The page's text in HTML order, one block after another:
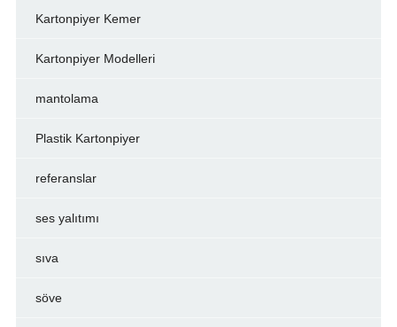
Kartonpiyer Kemer
Kartonpiyer Modelleri
mantolama
Plastik Kartonpiyer
referanslar
ses yalıtımı
sıva
söve